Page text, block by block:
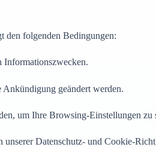
den folgenden Bedingungen:
Informationszwecken.
geändert werden.
um Ihre Browsing-Einstellungen zu
unserer Datenschutz- und Cookie-